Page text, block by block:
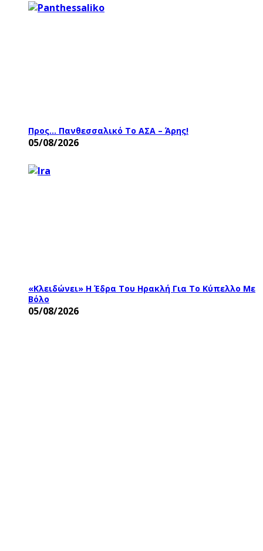
Προς… Πανθεσσαλικό Το ΑΣΑ – Άρης!
05/08/2026
«Κλειδώνει» Η Έδρα Του Ηρακλή Για Το Κύπελλο Με
Βόλο
05/08/2026